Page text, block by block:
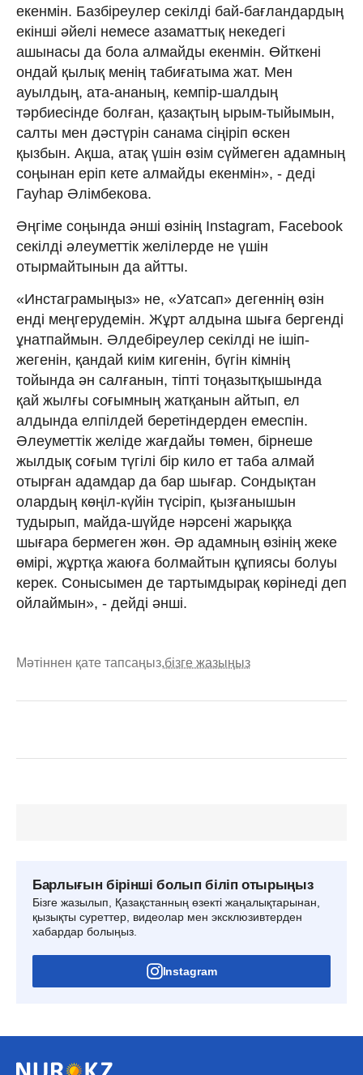
екенмін. Базбіреулер секілді бай-бағландардың
екінші әйелі немесе азаматтық некедегі
ашынасы да бола алмайды екенмін. Өйткені
ондай қылық менің табиғатыма жат. Мен
ауылдың, ата-ананың, кемпір-шалдың
тәрбиесінде болған, қазақтың ырым-тыйымын,
салты мен дәстүрін санама сіңіріп өскен
қызбын. Ақша, атақ үшін өзім сүймеген адамның
соңынан еріп кете алмайды екенмін», - деді
Гауһар Әлімбекова.
Әңгіме соңында әнші өзінің Instagram, Facebook
секілді әлеуметтік желілерде не үшін
отырмайтынын да айтты.
«Инстаграмыңыз» не, «Уатсап» дегеннің өзін
енді меңгерудемін. Жұрт алдына шыға бергенді
ұнатпаймын. Әлдебіреулер секілді не ішіп-
жегенін, қандай киім кигенін, бүгін кімнің
тойында ән салғанын, тіпті тоңазытқышында
қай жылғы соғымның жатқанын айтып, ел
алдында елпілдей беретіндерден емеспін.
Әлеуметтік желіде жағдайы төмен, бірнеше
жылдық соғым түгілі бір кило ет таба алмай
отырған адамдар да бар шығар. Сондықтан
олардың көңіл-күйін түсіріп, қызғанышын
тудырып, майда-шүйде нәрсені жарыққа
шығара бермеген жөн. Әр адамның өзінің жеке
өмірі, жұртқа жаюға болмайтын құпиясы болуы
керек. Сонысымен де тартымдырақ көрінеді деп
ойлаймын», - дейді әнші.
Мәтіннен қате тапсаңыз,бізге жазыңыз
Барлығын бірінші болып біліп отырыңыз
Бізге жазылып, Қазақстанның өзекті жаңалықтарынан,
қызықты суреттер, видеолар мен эксклюзивтерден
хабардар болыңыз.
Instagram